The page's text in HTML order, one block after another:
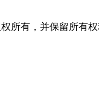
权所有，并保留所有